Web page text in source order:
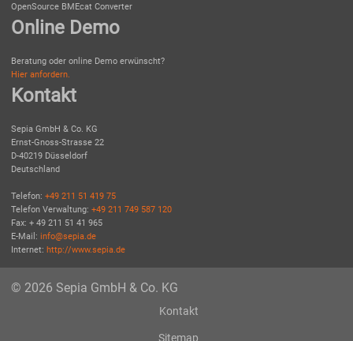
OpenSource BMEcat Converter
Online Demo
Beratung oder online Demo erwünscht?
Hier anfordern.
Kontakt
Sepia GmbH & Co. KG
Ernst-Gnoss-Strasse 22
D-40219 Düsseldorf
Deutschland
Telefon: +49 211 51 419 75
Telefon Verwaltung: +49 211 749 587 120
Fax: + 49 211 51 41 965
E-Mail: info@sepia.de
Internet: http://www.sepia.de
© 2026 Sepia GmbH & Co. KG
Kontakt
Sitemap